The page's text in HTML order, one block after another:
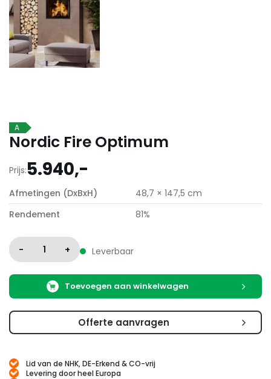
A
Nordic Fire Optimum
Prijs:5.940,-
Afmetingen (DxBxH)
48,7 × 147,5 cm
Rendement
81%
- 1 + Leverbaar
Toevoegen aan winkelwagen
Offerte aanvragen
Lid van de NHK, DE-Erkend & CO-vrij
Levering door heel Europa